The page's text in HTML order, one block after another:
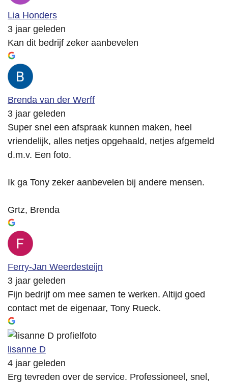
Lia Honders
3 jaar geleden
Kan dit bedrijf zeker aanbevelen
Brenda van der Werff
3 jaar geleden
Super snel een afspraak kunnen maken, heel
vriendelijk, alles netjes opgehaald, netjes afgemeld
d.m.v. Een foto.
Ik ga Tony zeker aanbevelen bij andere mensen.
Grtz, Brenda
Ferry-Jan Weerdesteijn
3 jaar geleden
Fijn bedrijf om mee samen te werken. Altijd goed
contact met de eigenaar, Tony Rueck.
lisanne D
4 jaar geleden
Erg tevreden over de service. Professioneel, snel,